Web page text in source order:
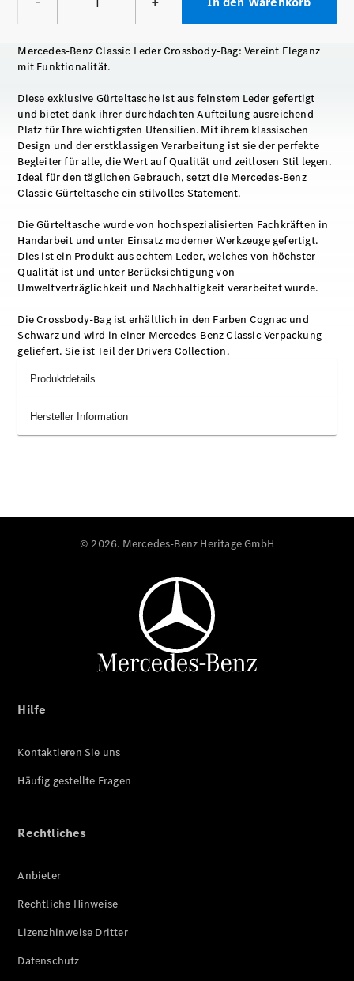
Mercedes-Benz Classic Leder Crossbody-Bag: Vereint Eleganz
mit Funktionalität.
Diese exklusive Gürteltasche ist aus feinstem Leder gefertigt
und bietet dank ihrer durchdachten Aufteilung ausreichend
Platz für Ihre wichtigsten Utensilien. Mit ihrem klassischen
Design und der erstklassigen Verarbeitung ist sie der perfekte
Begleiter für alle, die Wert auf Qualität und zeitlosen Stil legen.
Ideal für den täglichen Gebrauch, setzt die Mercedes-Benz
Classic Gürteltasche ein stilvolles Statement.
Die Gürteltasche wurde von hochspezialisierten Fachkräften in
Handarbeit und unter Einsatz moderner Werkzeuge gefertigt.
Dies ist ein Produkt aus echtem Leder, welches von höchster
Qualität ist und unter Berücksichtigung von
Umweltverträglichkeit und Nachhaltigkeit verarbeitet wurde.
Die Crossbody-Bag ist erhältlich in den Farben Cognac und
Schwarz und wird in einer Mercedes-Benz Classic Verpackung
geliefert. Sie ist Teil der Drivers Collection.
Produktdetails
Hersteller Information
© 2026. Mercedes-Benz Heritage GmbH
Hilfe
Kontaktieren Sie uns
Häufig gestellte Fragen
Rechtliches
Anbieter
Rechtliche Hinweise
Lizenzhinweise Dritter
Datenschutz